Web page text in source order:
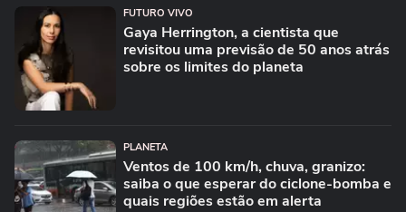
FUTURO VIVO
Gaya Herrington, a cientista que
revisitou uma previsão de 50 anos atrás
sobre os limites do planeta
PLANETA
Ventos de 100 km/h, chuva, granizo:
saiba o que esperar do ciclone-bomba e
quais regiões estão em alerta